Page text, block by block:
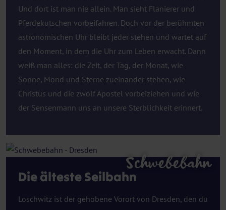
Und dort ist man nie allein. Man sieht Flanierer und
Pferdekutschen vorbeifahren. Doch vor der berühmten
astronomischen Uhr bleibt jeder stehen und wartet auf
den Moment, in dem die Uhr zum Leben erwacht. Dann
weiß man alles: die Zeit, der Tag, der Monat, wie
Sonne, Mond und Sterne zueinander stehen, wie
Christus und die zwölf Apostel vorbeiziehen und wie
der Sensenmann uns an unsere Sterblichkeit erinnert.
Die älteste Seilbahn
Loschwitz ist der gehobene Vorort von Dresden, den du
Schwebebahn